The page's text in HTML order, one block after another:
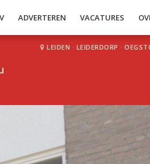
ADVERTEREN VACATURES
LEIDEN · LEIDERDORP ·